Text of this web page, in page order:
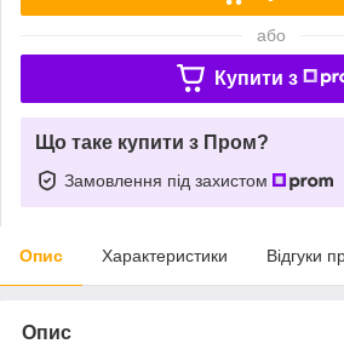
або
Купити з
Що таке купити з Пром?
Замовлення під захистом
Опис Характеристики Відгуки
Опис